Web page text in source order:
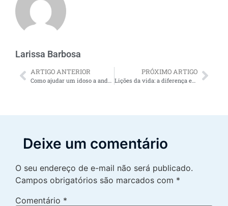
Larissa Barbosa
ARTIGO ANTERIOR PRÓXIMO ARTIGO
Lições da vida: a diferença entre velho e idoso
Deixe um comentário
O seu endereço de e-mail não será publicado.
Campos obrigatórios são marcados com *
Comentário *